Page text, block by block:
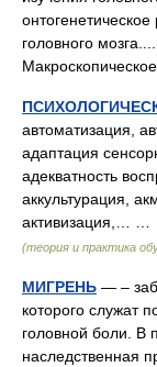
головного
автоматизация,
адаптация
адекватность
аккультурация,
активизация,… …
(теория и практика
МИГРЕНЬ — –
которого служат
головной боли. В
наследственная